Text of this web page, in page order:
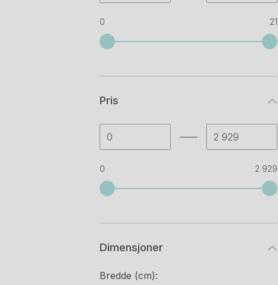
0 21
Pris
0 2 929
Dimensjoner
Bredde (cm):